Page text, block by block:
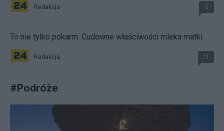
Redakcja 5
To nie tylko pokarm. Cudowne właściwości mleka matki
Redakcja 11
#Podróże